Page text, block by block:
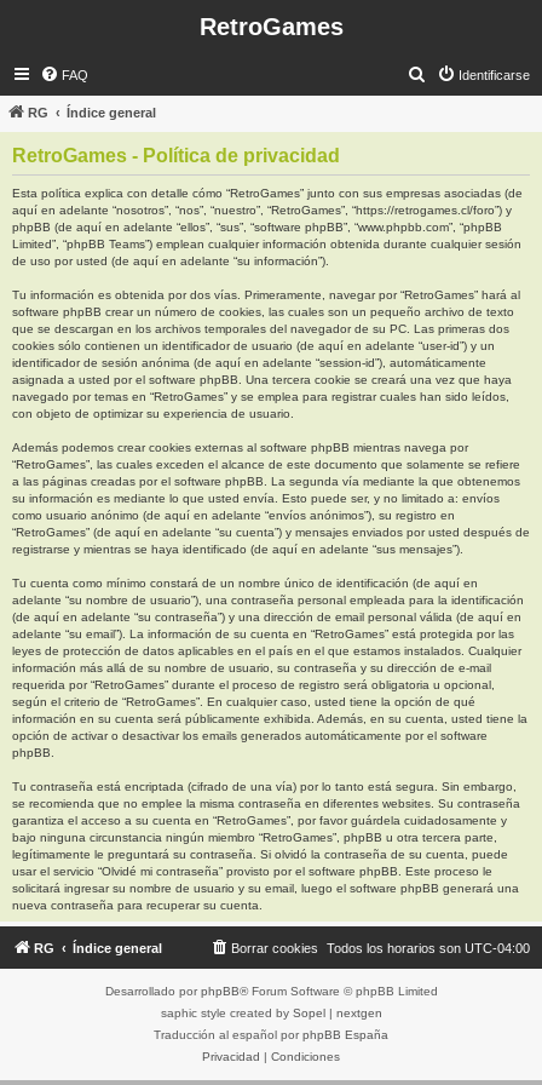
RetroGames
FAQ Identificarse
s
a
r
RG Índice general
RetroGames - Política de privacidad
Esta política explica con detalle cómo “RetroGames” junto con sus empresas asociadas (de
aquí en adelante “nosotros”, “nos”, “nuestro”, “RetroGames”, “https://retrogames.cl/foro”) y
phpBB (de aquí en adelante “ellos”, “sus”, “software phpBB”, “www.phpbb.com”, “phpBB
Limited”, “phpBB Teams”) emplean cualquier información obtenida durante cualquier sesión
de uso por usted (de aquí en adelante “su información”).
Tu información es obtenida por dos vías. Primeramente, navegar por “RetroGames” hará al
software phpBB crear un número de cookies, las cuales son un pequeño archivo de texto
que se descargan en los archivos temporales del navegador de su PC. Las primeras dos
cookies sólo contienen un identificador de usuario (de aquí en adelante “user-id”) y un
identificador de sesión anónima (de aquí en adelante “session-id”), automáticamente
asignada a usted por el software phpBB. Una tercera cookie se creará una vez que haya
navegado por temas en “RetroGames” y se emplea para registrar cuales han sido leídos,
con objeto de optimizar su experiencia de usuario.
Además podemos crear cookies externas al software phpBB mientras navega por
“RetroGames”, las cuales exceden el alcance de este documento que solamente se refiere
a las páginas creadas por el software phpBB. La segunda vía mediante la que obtenemos
su información es mediante lo que usted envía. Esto puede ser, y no limitado a: envíos
como usuario anónimo (de aquí en adelante “envíos anónimos”), su registro en
“RetroGames” (de aquí en adelante “su cuenta”) y mensajes enviados por usted después de
registrarse y mientras se haya identificado (de aquí en adelante “sus mensajes”).
Tu cuenta como mínimo constará de un nombre único de identificación (de aquí en
adelante “su nombre de usuario”), una contraseña personal empleada para la identificación
(de aquí en adelante “su contraseña”) y una dirección de email personal válida (de aquí en
adelante “su email”). La información de su cuenta en “RetroGames” está protegida por las
leyes de protección de datos aplicables en el país en el que estamos instalados. Cualquier
información más allá de su nombre de usuario, su contraseña y su dirección de e-mail
requerida por “RetroGames” durante el proceso de registro será obligatoria u opcional,
según el criterio de “RetroGames”. En cualquier caso, usted tiene la opción de qué
información en su cuenta será públicamente exhibida. Además, en su cuenta, usted tiene la
opción de activar o desactivar los emails generados automáticamente por el software
phpBB.
Tu contraseña está encriptada (cifrado de una vía) por lo tanto está segura. Sin embargo,
se recomienda que no emplee la misma contraseña en diferentes websites. Su contraseña
garantiza el acceso a su cuenta en “RetroGames”, por favor guárdela cuidadosamente y
bajo ninguna circunstancia ningún miembro “RetroGames”, phpBB u otra tercera parte,
legítimamente le preguntará su contraseña. Si olvidó la contraseña de su cuenta, puede
usar el servicio “Olvidé mi contraseña” provisto por el software phpBB. Este proceso le
solicitará ingresar su nombre de usuario y su email, luego el software phpBB generará una
nueva contraseña para recuperar su cuenta.
RG Índice general Todos los horarios son UTC-04:00
Borrar cookies
Desarrollado por phpBB® Forum Software © phpBB Limited
saphic style created by Sopel| nextgen
Traducción al español por phpBB España
Privacidad | Condiciones